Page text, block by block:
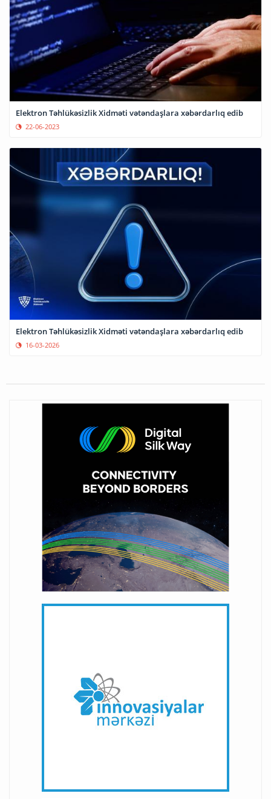
Elektron Təhlükəsizlik Xidməti vətəndaşlara xəbərdarlıq edib
22-06-2023
Elektron Təhlükəsizlik Xidməti vətəndaşlara xəbərdarlıq edib
16-03-2026